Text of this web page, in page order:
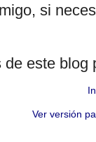
si
este
Ver versión